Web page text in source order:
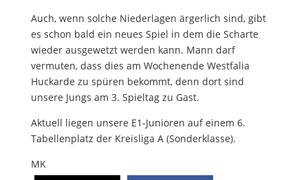
Auch, wenn solche Niederlagen ärgerlich sind, gibt
es schon bald ein neues Spiel in dem die Scharte
wieder ausgewetzt werden kann. Mann darf
vermuten, dass dies am Wochenende Westfalia
Huckarde zu spüren bekommt, denn dort sind
unsere Jungs am 3. Spieltag zu Gast.
Aktuell liegen unsere E1-Junioren auf einem 6.
Tabellenplatz der Kreisliga A (Sonderklasse).
MK